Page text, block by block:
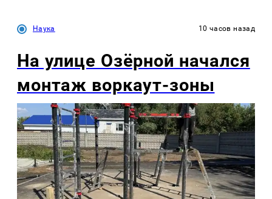
Наука 10 часов назад
На улице Озëрной начался
монтаж воркаут-зоны